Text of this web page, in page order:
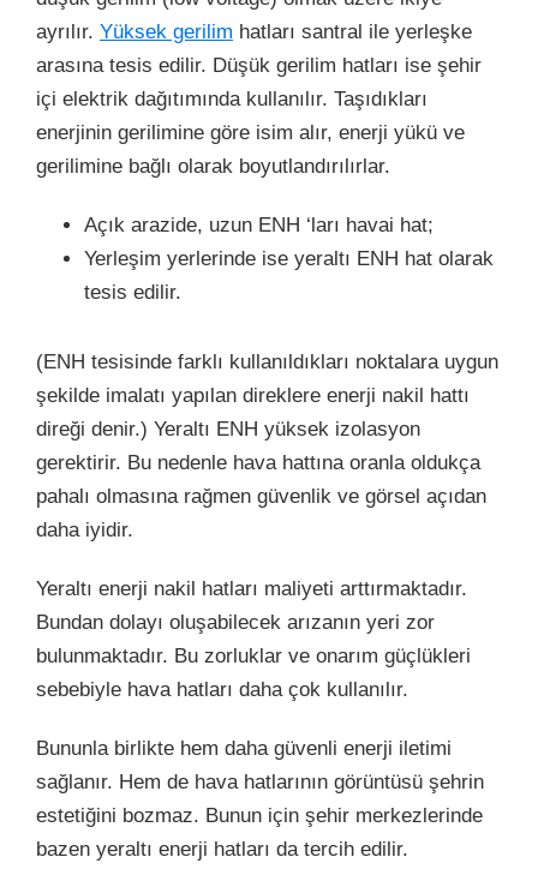
ayrılır. Yüksek gerilim hatları santral ile yerleşke
arasına tesis edilir. Düşük gerilim hatları ise şehir
içi elektrik dağıtımında kullanılır. Taşıdıkları
enerjinin gerilimine göre isim alır, enerji yükü ve
gerilimine bağlı olarak boyutlandırılırlar.
Açık arazide, uzun ENH ‘ları havai hat;
Yerleşim yerlerinde ise yeraltı ENH hat olarak
tesis edilir.
(ENH tesisinde farklı kullanıldıkları noktalara uygun
şekilde imalatı yapılan direklere enerji nakil hattı
direği denir.) Yeraltı ENH yüksek izolasyon
gerektirir. Bu nedenle hava hattına oranla oldukça
pahalı olmasına rağmen güvenlik ve görsel açıdan
daha iyidir.
Yeraltı enerji nakil hatları maliyeti arttırmaktadır.
Bundan dolayı oluşabilecek arızanın yeri zor
bulunmaktadır. Bu zorluklar ve onarım güçlükleri
sebebiyle hava hatları daha çok kullanılır.
Bununla birlikte hem daha güvenli enerji iletimi
sağlanır. Hem de hava hatlarının görüntüsü şehrin
estetiğini bozmaz. Bunun için şehir merkezlerinde
bazen yeraltı enerji hatları da tercih edilir.